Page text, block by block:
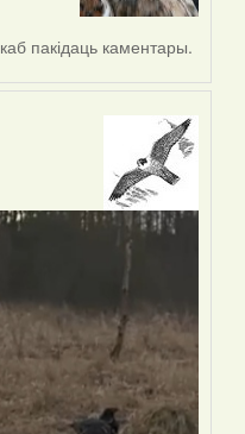
каб пакідаць каментары.